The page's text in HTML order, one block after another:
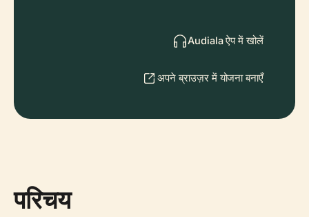
Audiala ऐप में खोलें
अपने ब्राउज़र में योजना बनाएँ
परिचय